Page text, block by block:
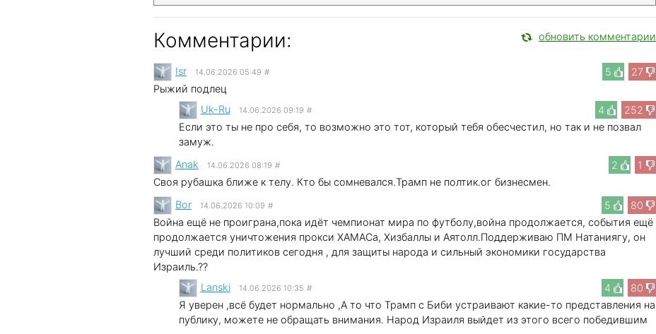
Комментарии: обновить комментарии
5 27
Isr 14.06.2026 05:49 #
Рыжий подлец
4
252
Uk-Ru 14.06.2026 09:19 #
Если это ты не про себя, то возможно это тот, который тебя обесчестил, но так и не позвал
замуж.
2
1
Anak 14.06.2026 08:19 #
Своя рубашка ближе к телу. Кто бы сомневался.Трамп не полтик.ог бизнесмен.
5
80
Bor 14.06.2026 10:09 #
Война ещё не проиграна,пока идёт чемпионат мира по футболу,война продолжается, события ещё
продолжается уничтожения прокси ХАМАСа, Хизбаллы и Аятолл.Поддерживаю ПМ Натаниягу, он
лучший среди политиков сегодня , для защиты народа и сильный экономики государства
Израиль.??
4
80
Lanski 14.06.2026 10:35 #
Я уверен ,всё будет нормально ,А то что Трамп с Биби устраивают какие-то представления на
публику, можете не обращать внимания. Народ Израиля выйдет из этого всего победившим